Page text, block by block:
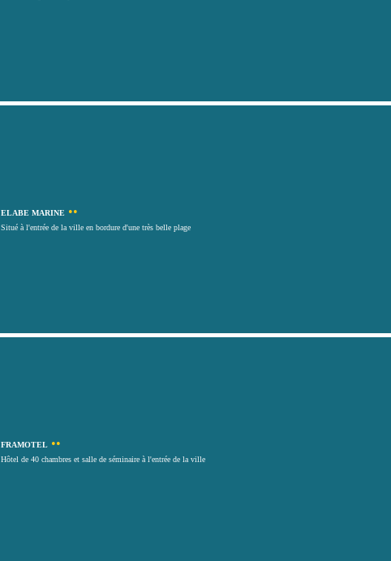
ELABE MARINE ••
Situé à l'entrée de la ville en bordure d'une très belle plage
FRAMOTEL ••
Hôtel de 40 chambres et salle de séminaire à l'entrée de la ville